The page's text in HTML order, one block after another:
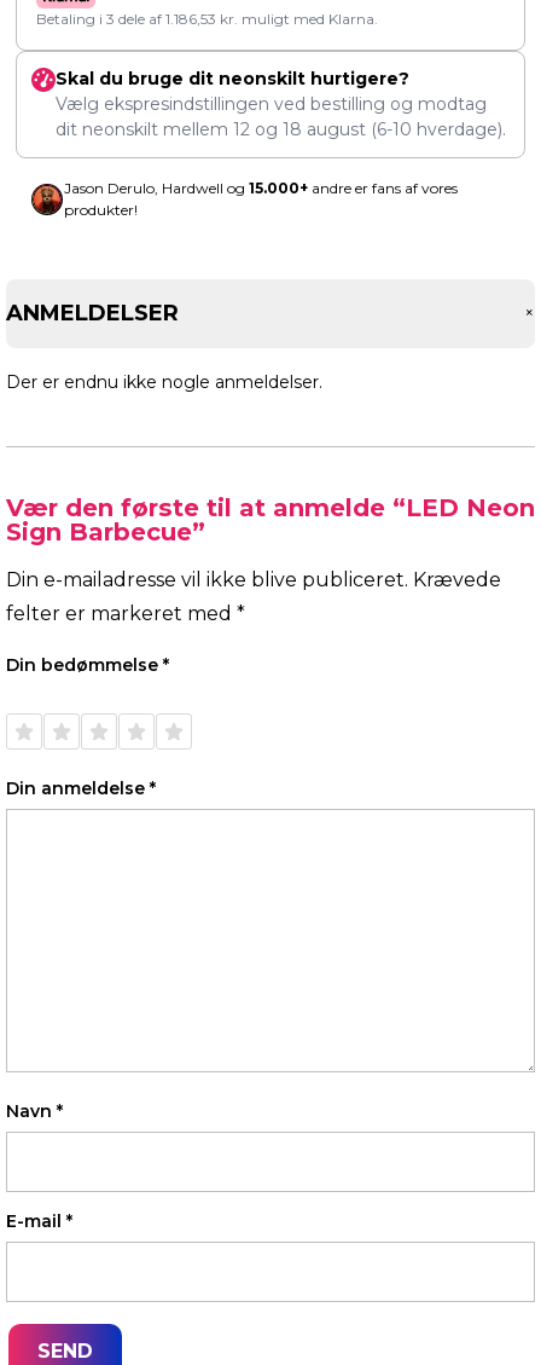
Betaling i 3 dele af 1.186,53 kr. muligt med Klarna.
Skal du bruge dit neonskilt hurtigere?
Vælg ekspresindstillingen ved bestilling og modtag
dit neonskilt mellem 12 og 18 august (6-10 hverdage).
Jason Derulo, Hardwell og 15.000+ andre er fans af vores
produkter!
ANMELDELSER +
Der er endnu ikke nogle anmeldelser.
Vær den første til at anmelde “LED Neon
Sign Barbecue”
Din e-mailadresse vil ikke blive publiceret. Krævede
felter er markeret med *
Din bedømmelse *
Din anmeldelse *
Navn *
E-mail *